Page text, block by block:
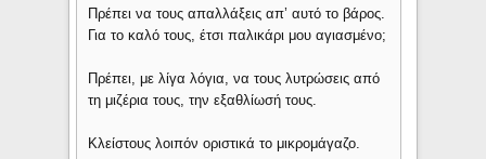
Πρέπει να τους απαλλάξεις απ’ αυτό το βάρος.
Για το καλό τους, έτσι παλικάρι μου αγιασμένο;
Πρέπει, με λίγα λόγια, να τους λυτρώσεις από
τη μιζέρια τους, την εξαθλίωσή τους.
Κλείστους λοιπόν οριστικά το μικρομάγαζο.